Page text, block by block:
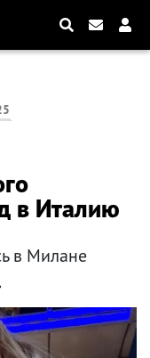
в Италию
в Милане